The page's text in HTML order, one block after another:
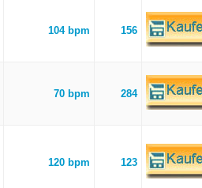
104 bpm 156
70 bpm 284
120 bpm 123